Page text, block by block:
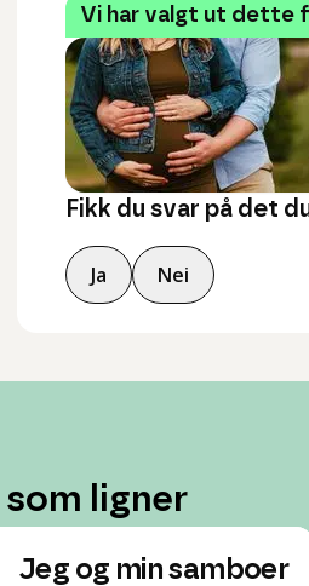
Vi har valgt ut dette
Fikk du svar på det
Ja Nei
ligner
Jeg og min samboer